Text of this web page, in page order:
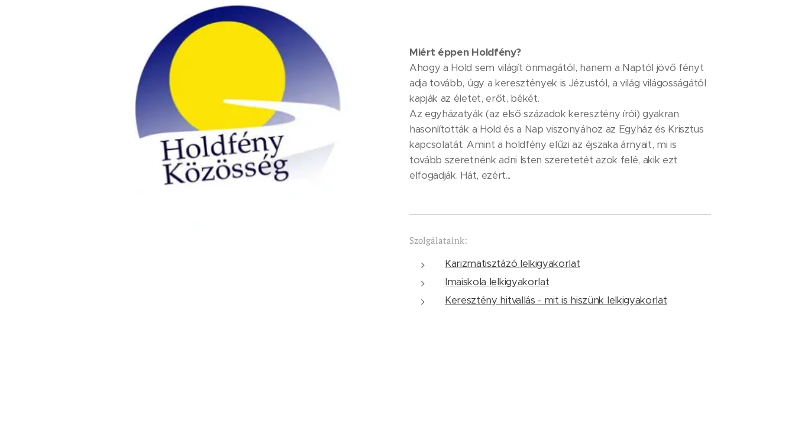
Miért éppen Holdfény?
Ahogy a Hold sem világít önmagától, hanem a Naptól jövő fényt
adja tovább, úgy a keresztények is Jézustól, a világ világosságától
kapják az életet, erőt, békét.
Az egyházatyák (az első századok keresztény írói) gyakran
hasonlították a Hold és a Nap viszonyához az Egyház és Krisztus
kapcsolatát. Amint a holdfény elűzi az éjszaka árnyait, mi is
tovább szeretnénk adni Isten szeretetét azok felé, akik ezt
elfogadják. Hát, ezért...
Szolgálataink:
Karizmatisztázó lelkigyakorlat
Imaiskola lelkigyakorlat
Keresztény hitvallás - mit is hiszünk lelkigyakorlat